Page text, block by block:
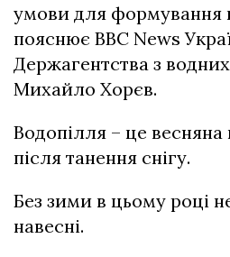
умови для формування
пояснює BBC News
Держагентства з
Михайло Хорєв.
Водопілля – це весняна
після танення снігу.
Без зими в цьому році
навесні.